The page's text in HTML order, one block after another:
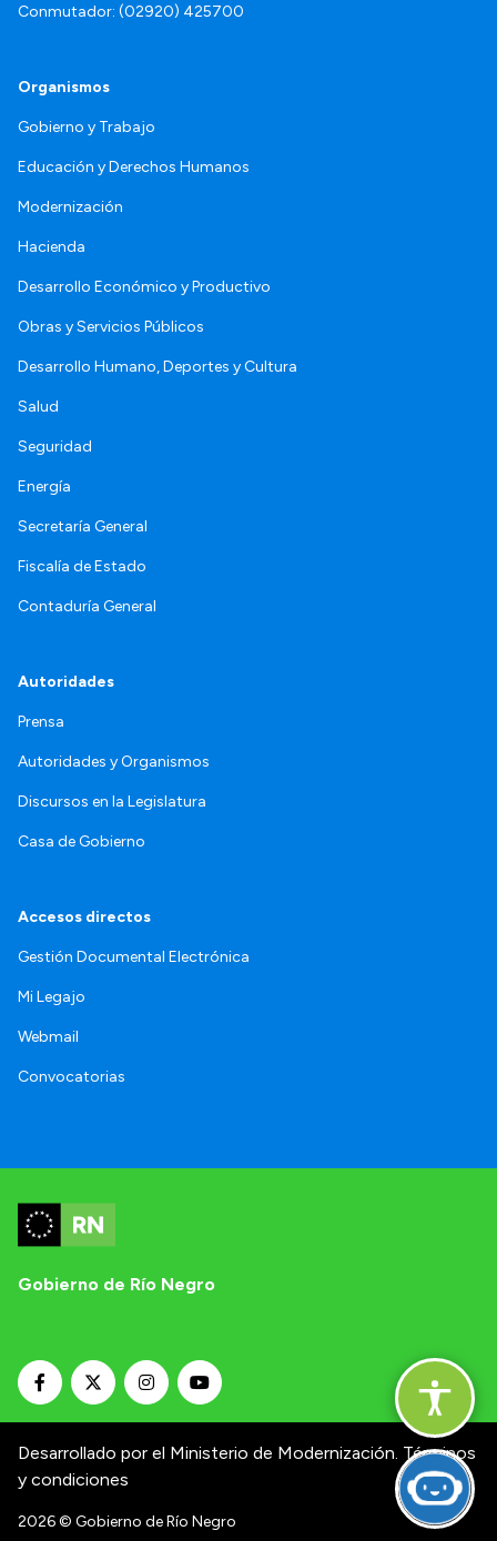
Conmutador: (02920) 425700
Organismos
Gobierno y Trabajo
Educación y Derechos Humanos
Modernización
Hacienda
Desarrollo Económico y Productivo
Obras y Servicios Públicos
Desarrollo Humano, Deportes y Cultura
Salud
Seguridad
Energía
Secretaría General
Fiscalía de Estado
Contaduría General
Autoridades
Prensa
Autoridades y Organismos
Discursos en la Legislatura
Casa de Gobierno
Accesos directos
Gestión Documental Electrónica
Mi Legajo
Webmail
Convocatorias
Gobierno de Río Negro
Desarrollado por el Ministerio de Modernización. Términos
y condiciones
2026© Gobierno de Río Negro